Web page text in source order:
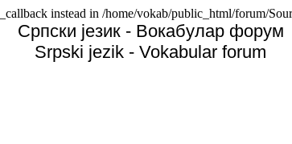
instead in /home/vokab/public_html/forum/
Српски језик - Вокабулар форум
Srpski jezik - Vokabular forum